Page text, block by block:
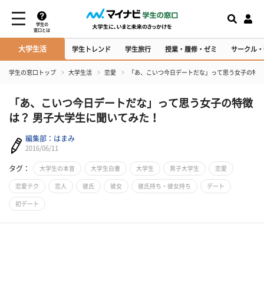
学生の
窓口とは
大学生活 学生トレンド 学生旅行 授業・履修・ゼミ サークル
学生の窓口トップ 大学生活 恋愛 「あ、こいつ今日デートだな」って思う女子の特
「あ、こいつ今日デートだな」って思う女子の特徴
は？ 男子大学生に聞いてみた！
編集部：はまみ
2016/06/11
タグ： 大学生の本音 大学生白書 大学生 男子大学生 恋愛
恋愛テク 恋人 彼氏 彼女 彼氏持ち・彼女持ち デート
初デート